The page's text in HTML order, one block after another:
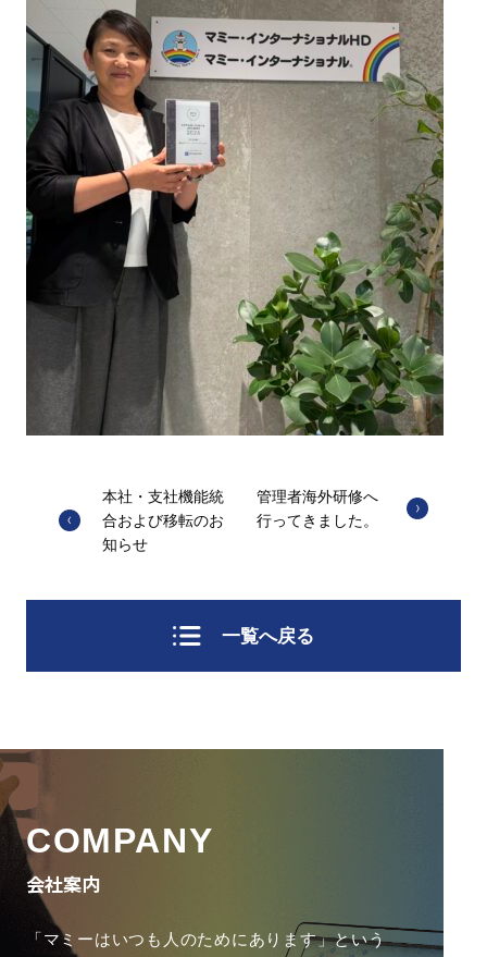
本社・支社機能統
合および移転のお
知らせ
管理者海外研修へ
行ってきました。
一覧へ戻る
COMPANY
会社案内
「マミーはいつも人のためにあります」という